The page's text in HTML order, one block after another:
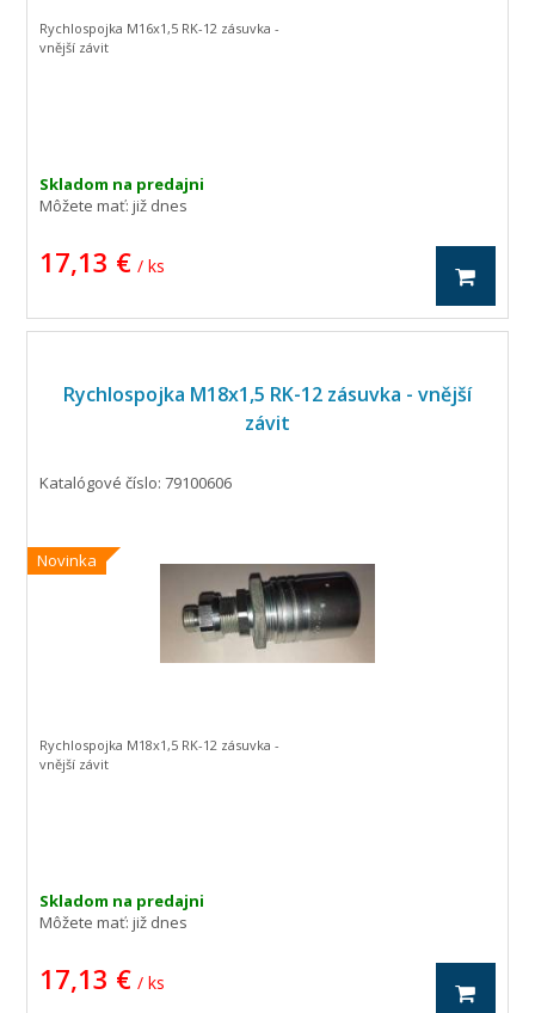
Skladom na predajni
Môžete mať:již dnes
17,13 € / ks
Rychlospojka M16x1,5 RK-12 zásuvka -
vnější závit
Rychlospojka M18x1,5 RK-12 zásuvka - vnější
závit
Novinka
Katalógové číslo: 79100606
Skladom na predajni
Môžete mať:již dnes
17,13 € / ks
Rychlospojka M18x1,5 RK-12 zásuvka -
vnější závit